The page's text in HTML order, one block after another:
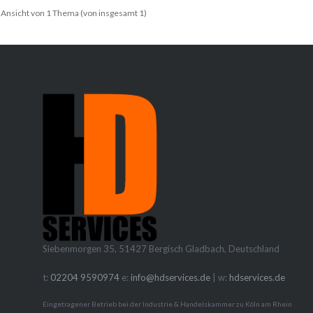
Ansicht von 1 Thema (von insgesamt 1)
Siebenmorgen 35, 51427 Bergisch Gladbach, Deutschland
t: 02204 9590974e: info@hdservices.de| w: hdservices.de
Eingetragener Betrieb bei der Industrie & Handelskammer zu Köln am Rhein